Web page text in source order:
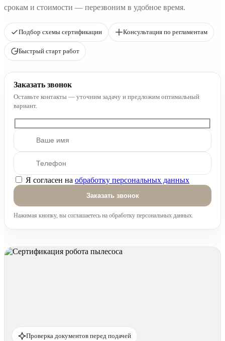
срокам и стоимости — перезвоним в удобное время.
Подбор схемы сертификации Консультация по регламентам
Быстрый старт работ
Заказать звонок
Оставьте контакты — уточним задачу и предложим оптимальный
вариант.
Оставьте это поле пустым.
Я согласен на обработку персональных данных
Нажимая кнопку, вы соглашаетесь на обработку персональных данных.
Проверка документов перед подачей